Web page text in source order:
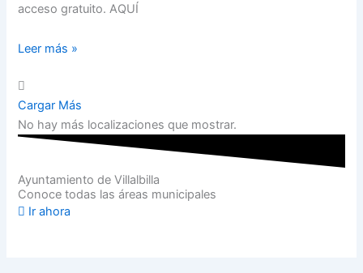
acceso gratuito. AQUÍ
Leer más »
Cargar Más
No hay más localizaciones que mostrar.
Ayuntamiento de Villalbilla
Conoce todas las áreas municipales
Ir ahora